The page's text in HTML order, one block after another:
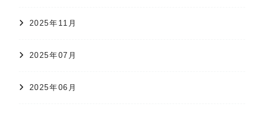
2025年11月
2025年07月
2025年06月